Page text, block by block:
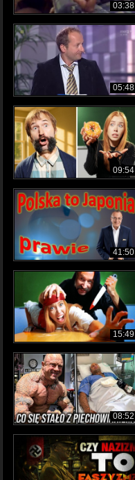
03:38
05:48
09:54
41:50
15:49
08:52